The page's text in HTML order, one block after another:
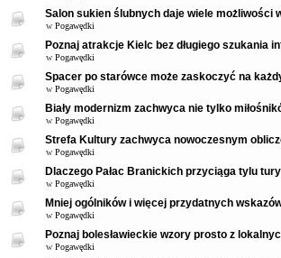
Salon sukien ślubnych daje wiele możliwości
w Pogawędki
Poznaj atrakcje Kielc bez długiego szukania
w Pogawędki
Spacer po starówce może zaskoczyć na
w Pogawędki
Biały modernizm zachwyca nie tylko
w Pogawędki
Strefa Kultury zachwyca nowoczesnym
w Pogawędki
Dlaczego Pałac Branickich przyciąga tylu
w Pogawędki
Mniej ogólników i więcej przydatnych
w Pogawędki
Poznaj bolesławieckie wzory prosto z
w Pogawędki